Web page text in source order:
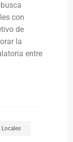
con
de
la
entre